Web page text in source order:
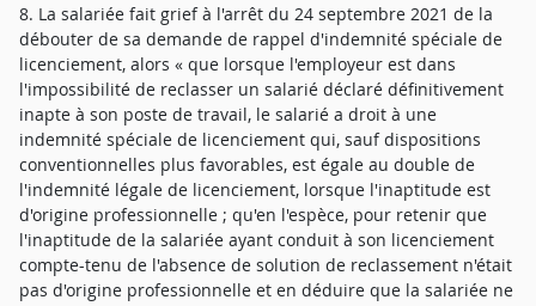
8. La salariée fait grief à l'arrêt du 24 septembre 2021 de la
débouter de sa demande de rappel d'indemnité spéciale de
licenciement, alors « que lorsque l'employeur est dans
l'impossibilité de reclasser un salarié déclaré définitivement
inapte à son poste de travail, le salarié a droit à une
indemnité spéciale de licenciement qui, sauf dispositions
conventionnelles plus favorables, est égale au double de
l'indemnité légale de licenciement, lorsque l'inaptitude est
d'origine professionnelle ; qu'en l'espèce, pour retenir que
l'inaptitude de la salariée ayant conduit à son licenciement
compte-tenu de l'absence de solution de reclassement n'était
pas d'origine professionnelle et en déduire que la salariée ne